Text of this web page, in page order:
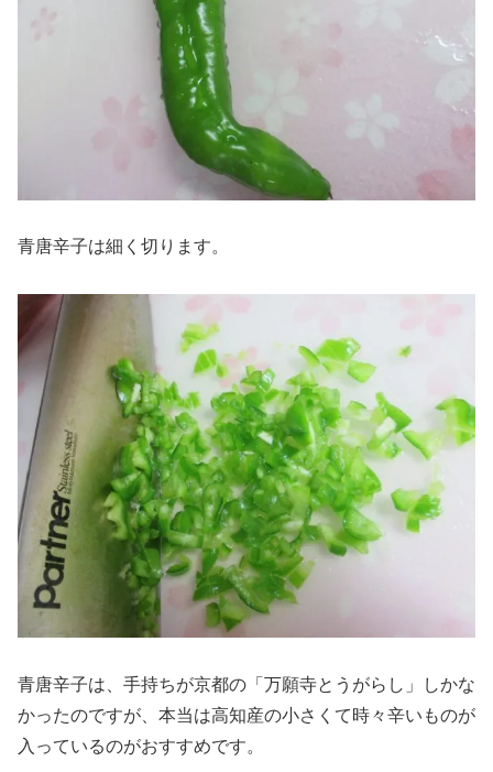
青唐辛子は細く切ります。
青唐辛子は、手持ちが京都の「万願寺とうがらし」しかな
かったのですが、本当は高知産の小さくて時々辛いものが
入っているのがおすすめです。